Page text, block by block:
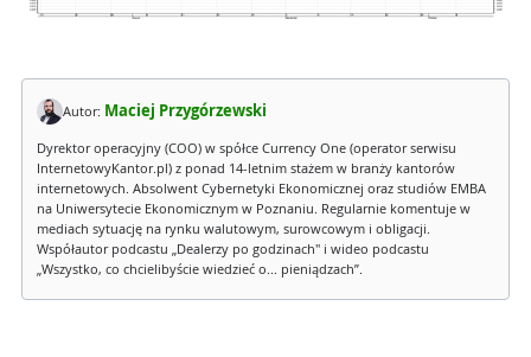
Autor: Maciej Przygórzewski
Dyrektor operacyjny (COO) w spółce Currency One (operator serwisu
InternetowyKantor.pl) z ponad 14-letnim stażem w branży kantorów
internetowych. Absolwent Cybernetyki Ekonomicznej oraz studiów EMBA
na Uniwersytecie Ekonomicznym w Poznaniu. Regularnie komentuje w
mediach sytuację na rynku walutowym, surowcowym i obligacji.
Współautor podcastu „Dealerzy po godzinach" i wideo podcastu
„Wszystko, co chcielibyście wiedzieć o... pieniądzach”.